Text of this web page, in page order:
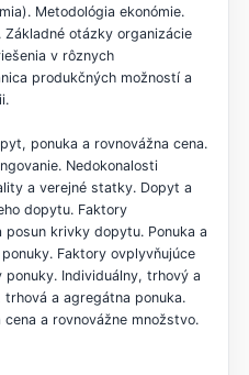
Metodológia ekonómie.
otázky organizácie
v rôznych
produkčných možností a
ponuka a rovnovážna cena.
Nedokonalosti
a verejné statky. Dopyt a
dopytu. Faktory
krivky dopytu. Ponuka a
Faktory ovplyvňujúce
Individuálny, trhový a
a agregátna ponuka.
a rovnovážne množstvo.